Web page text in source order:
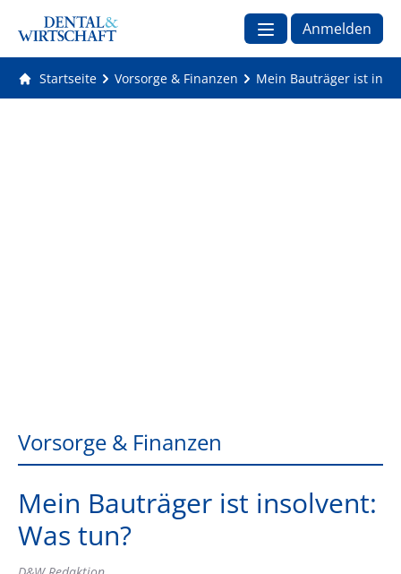
Anmelden
Startseite Vorsorge & Finanzen Mein Bauträger ist
Vorsorge & Finanzen
Mein Bauträger ist insolvent:
Was tun?